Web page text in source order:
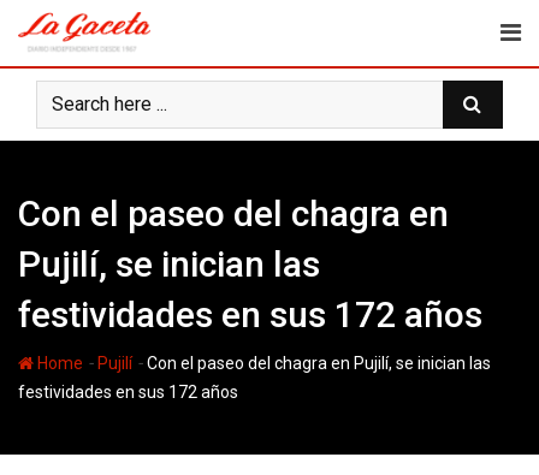
content
Con el paseo del chagra en
Pujilí, se inician las
festividades en sus 172 años
Home - Pujilí-Con el paseo del chagra en Pujilí, se inician las
festividades en sus 172 años